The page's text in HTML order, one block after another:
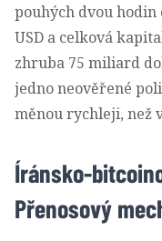
pouhých dvou hodin
USD a celková
zhruba 75 miliard
jedno neověřené
měnou rychleji, než
Íránsko-
Přenosový